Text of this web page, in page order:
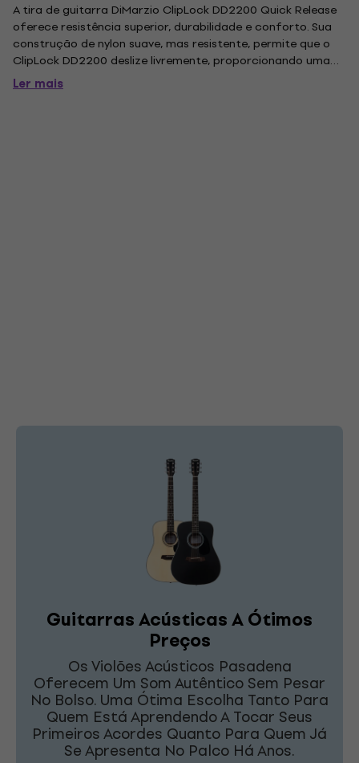
A tira de guitarra DiMarzio ClipLock DD2200 Quick Release
oferece resistência superior, durabilidade e conforto. Sua
construção de nylon suave, mas resistente, permite que o
ClipLock DD2200 deslize livremente, proporcionando uma
experiência de jogo confortável e natural. A tira de guitarra
DiMarzio Quick Release permite ajustes de 99 a 144 cm....
Ler mais
Guitarras Acústicas A Ótimos
Preços
Os Violões Acústicos Pasadena
Oferecem Um Som Autêntico Sem Pesar
No Bolso. Uma Ótima Escolha Tanto Para
Quem Está Aprendendo A Tocar Seus
Primeiros Acordes Quanto Para Quem Já
Se Apresenta No Palco Há Anos.